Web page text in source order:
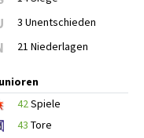
3 Unentschieden
21 Niederlagen
42Spiele
43 Tore